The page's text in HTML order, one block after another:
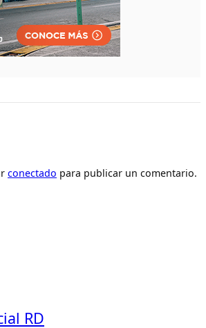
conectado para publicar un comentario.
RD